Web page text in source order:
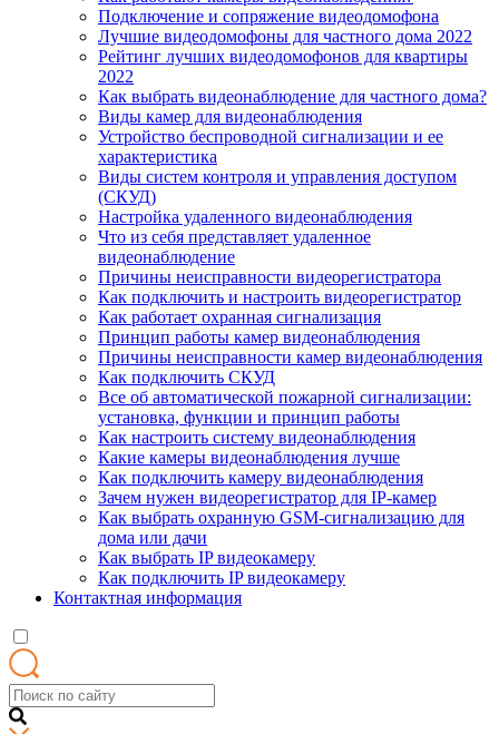
Подключение и сопряжение видеодомофона
Лучшие видеодомофоны для частного дома 2022
Рейтинг лучших видеодомофонов для квартиры
2022
Как выбрать видеонаблюдение для частного дома?
Виды камер для видеонаблюдения
Устройство беспроводной сигнализации и ее
характеристика
Виды систем контроля и управления доступом
(СКУД)
Настройка удаленного видеонаблюдения
Что из себя представляет удаленное
видеонаблюдение
Причины неисправности видеорегистратора
Как подключить и настроить видеорегистратор
Как работает охранная сигнализация
Принцип работы камер видеонаблюдения
Причины неисправности камер видеонаблюдения
Как подключить СКУД
Все об автоматической пожарной сигнализации:
установка, функции и принцип работы
Как настроить систему видеонаблюдения
Какие камеры видеонаблюдения лучше
Как подключить камеру видеонаблюдения
Зачем нужен видеорегистратор для IP-камер
Как выбрать охранную GSM-сигнализацию для
дома или дачи
Как выбрать IP видеокамеру
Как подключить IP видеокамеру
Контактная информация